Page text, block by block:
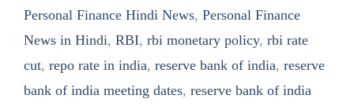
Personal Finance Hindi News, Personal Finance
News in Hindi, RBI, rbi monetary policy, rbi rate
cut, repo rate in india, reserve bank of india, reserve
bank of india meeting dates, reserve bank of india